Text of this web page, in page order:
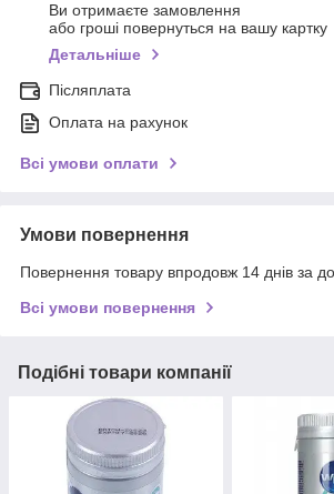
Ви отримаєте замовлення
або гроші повернуться на вашу картку
Детальніше
Післяплата
Оплата на рахунок
Всі умови оплати
Умови повернення
Повернення товару впродовж 14 днів за
Всі умови повернення
Подібні товари компанії